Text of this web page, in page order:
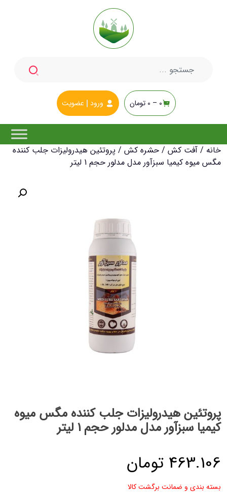
0 –
0 تومان ورود عضویت
خانه / آفت کش / حشره کش / پروتئین هیدرولیزات جلب کننده
مگس میوه کیمیا سبزآور مدل مدلور حجم 1 لیتر
پروتئین هیدرولیزات جلب کننده مگس میوه
کیمیا سبزآور مدل مدلور حجم 1 لیتر
463.106 تومان
بسته بندی و ضمانت برگشت کالا